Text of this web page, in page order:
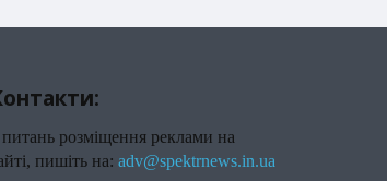
питань розміщення реклами на
пишіть на: adv@spektrnews.in.ua